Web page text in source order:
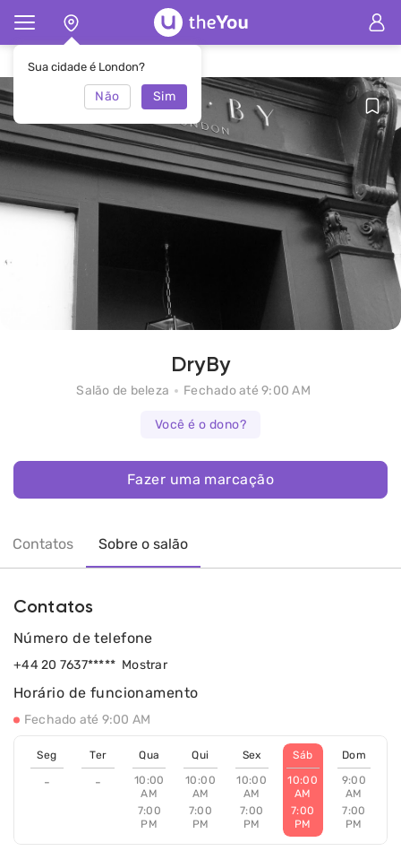
Sua cidade é London?
Não Sim
Principal Salão de beleza DryBy
DryBy
Salão de beleza Fechado até 9:00 AM
Você é o dono?
Fazer uma marcação
Contatos Sobre o salão
Contatos
Horário de funcionamento
Fechado até 9:00 AM
Seg
-
Ter
-
Qua
10:00
AM
7:00
PM
Qui
10:00
AM
7:00
PM
Sex
10:00
AM
7:00
PM
Sáb
10:00
AM
7:00
PM
Dom
9:00
AM
7:00
PM
Número de telefone
+44 20 7637***** Mostrar